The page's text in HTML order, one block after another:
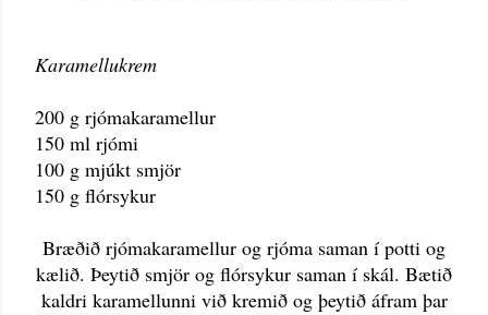
Karamellukrem
200 g rjómakaramellur
150 ml rjómi
100 g mjúkt smjör
150 g flórsykur
Bræðið rjómakaramellur og rjóma saman í potti og
kælið. Þeytið smjör og flórsykur saman í skál. Bætið
kaldri karamellunni við kremið og þeytið áfram þar